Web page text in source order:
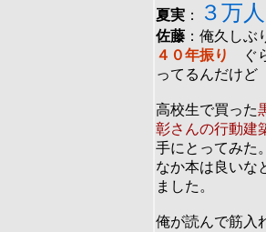
夏実 ： ３万
佐藤 ：俺久しぶ
４０年振り
ぐ
ってるんだけど
高校生で買った
彰さんの行動建
手にとってみた
なか本は良いな
ました。
俺が読んで筋入